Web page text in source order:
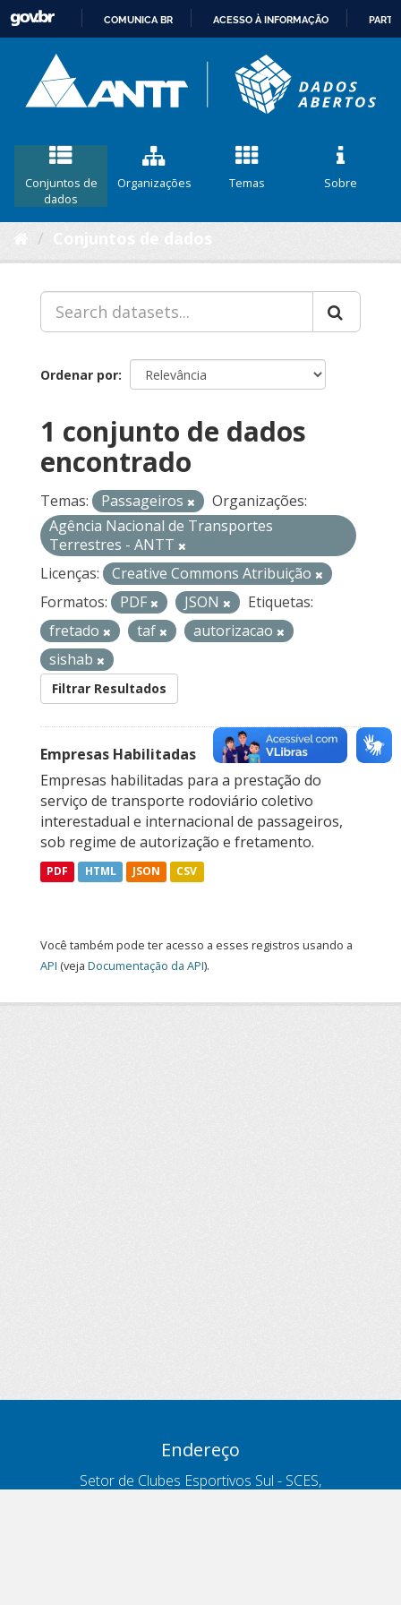
CONTEÚDO
COMUNICA BR ACESSO À INFORMAÇÃO
Conjuntos de
dados
Organizações Temas Sobre
Ordenar por
1 conjunto de dados
encontrado
Temas: Passageiros
Organizações:
Agência Nacional de Transportes
Terrestres - ANTT
Licenças:
Creative Commons Atribuição
Formatos:
PDF JSON
Etiquetas:
fretado
taf
autorizacao
sishab
Filtrar Resultados
Empresas Habilitadas
Empresas habilitadas para a prestação do
serviço de transporte rodoviário coletivo
interestadual e internacional de passageiros,
sob regime de autorização e fretamento.
PDF HTML JSON CSV
Você também pode ter acesso a esses registros usando a
API (veja Documentação da API).
Endereço
Setor de Clubes Esportivos Sul - SCES,